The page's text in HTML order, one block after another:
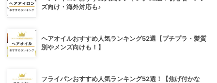
ズ向け・海外対応も♪
ヘアオイルおすすめ人気ランキング52選【プチプラ・髪質
別やメンズ向けも！】
フライパンおすすめ人気ランキング52選！【焦げ付かな